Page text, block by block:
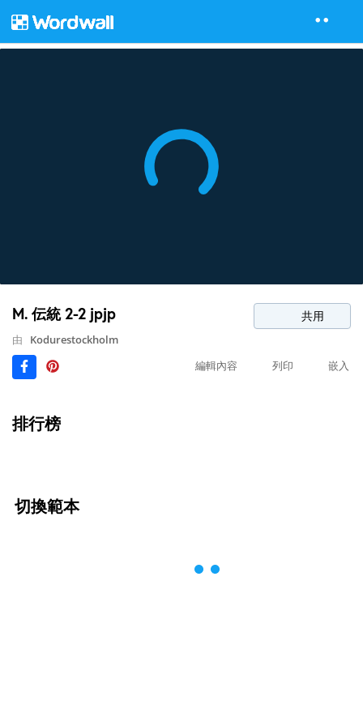
M. 伝統 2-2 jpjp 共用
由
Kodurestockholm
編輯內容
列印 嵌入
排行榜
切換範本